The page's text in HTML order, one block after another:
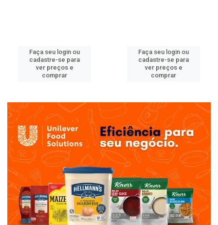
Faça seu login ou
cadastre-se para
ver preços e
comprar
Faça seu login ou
cadastre-se para
ver preços e
comprar